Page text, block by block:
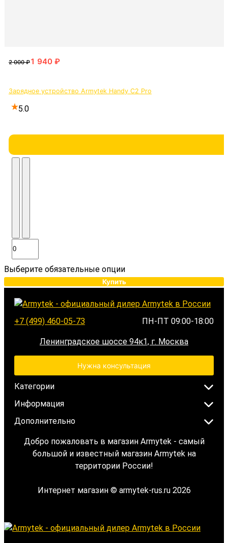
Зарядное устройство Armytek Handy C2 Pro
5.0
Выберите обязательные опции
Купить
+7 (499) 460-05-73 ПН-ПТ 09:00-18:00
Ленинградское шоссе 94к1, г. Москва
Нужна консультация
Категории
Информация
Дополнительно
Добро пожаловать в магазин Armytek - самый
большой и известный магазин Armytek на
территории России!
Интернет магазин © armytek-rus.ru 2026